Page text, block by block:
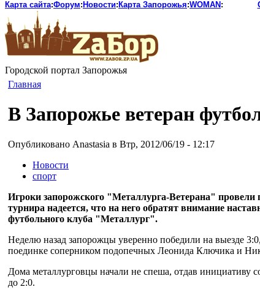
Карта сайта:Форум: Новости: Карта Запорожья:WOMAN :
Городской портал Запорожья
Главная
В Запорожье ветеран
Опубликовано Anastasia в Втр, 2012/06/19 - 12:17
Новости
спорт
Игроки запорожского "Металлурга-Ветерана"
турнира надеется, что на него обратят внимание
футбольного клуба "Металлург".
Неделю назад запорожцы уверенно победили на выезде
поединке соперником подопечных Леонида Ключика и
Дома металлурговцы начали не спеша, отдав инициативу
до 2:0.